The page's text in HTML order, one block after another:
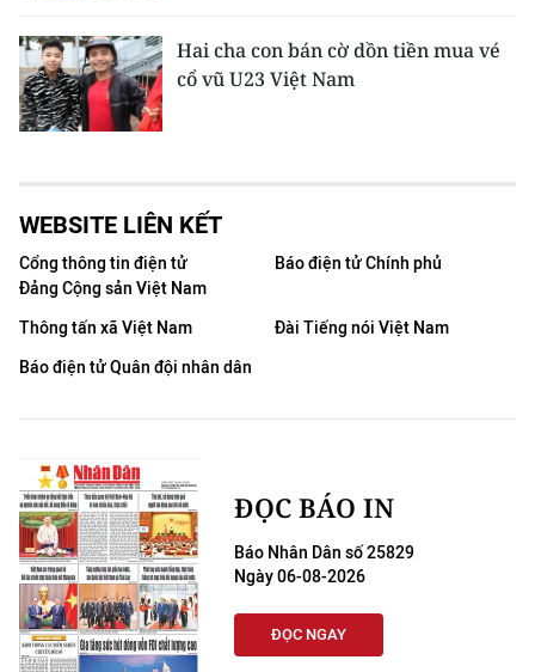
Hai cha con bán cờ dồn tiền mua vé
cổ vũ U23 Việt Nam
WEBSITE LIÊN KẾT
Cổng thông tin điện tử
Đảng Cộng sản Việt Nam
Báo điện tử Chính phủ
Thông tấn xã Việt Nam
Đài Tiếng nói Việt Nam
Báo điện tử Quân đội nhân dân
ĐỌC BÁO IN
Báo Nhân Dân số 25829
Ngày 06-08-2026
ĐỌC NGAY